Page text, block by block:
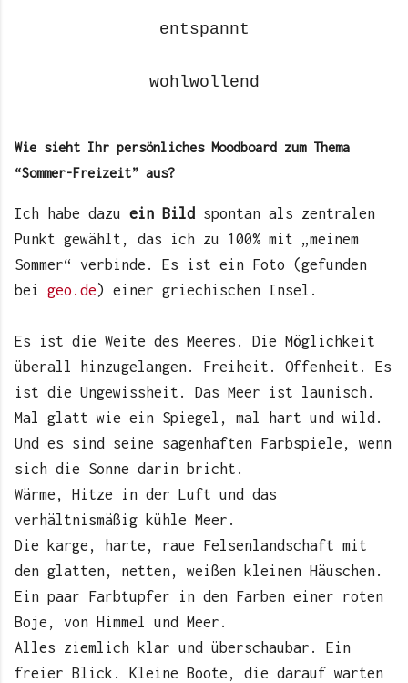
entspannt
wohlwollend
Wie sieht Ihr persönliches Moodboard zum Thema
“Sommer-Freizeit” aus?
Ich habe dazu ein Bild
spontan als zentralen
Punkt gewählt, das ich zu 100% mit „meinem
Sommer“ verbinde. Es ist ein Foto (gefunden
bei geo.de ) einer griechischen Insel.
Es ist die Weite des Meeres. Die Möglichkeit
überall hinzugelangen. Freiheit. Offenheit. Es
ist die Ungewissheit. Das Meer ist launisch.
Mal glatt wie ein Spiegel, mal hart und wild.
Und es sind seine sagenhaften Farbspiele, wenn
sich die Sonne darin bricht.
Wärme, Hitze in der Luft und das
verhältnismäßig kühle Meer.
Die karge, harte, raue Felsenlandschaft mit
den glatten, netten, weißen kleinen Häuschen.
Ein paar Farbtupfer in den Farben einer roten
Boje, von Himmel und Meer.
Alles ziemlich klar und überschaubar. Ein
freier Blick. Kleine Boote, die darauf warten